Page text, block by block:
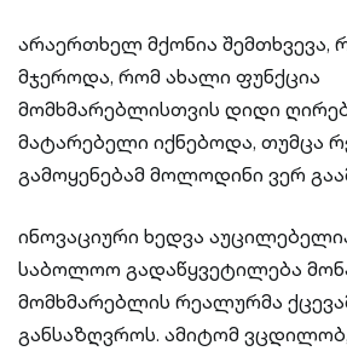
არაერთხელ მქონია შემთხვევა,
მჯეროდა, რომ ახალი ფუნქცია
მომხმარებლისთვის დიდი
მატარებელი იქნებოდა, თუმცა
გამოყენებამ მოლოდინი ვერ
ინოვაციური ხედვა
საბოლოო გადაწყვეტილება
მომხმარებლის რეალურმა
განსაზღვროს. ამიტომ